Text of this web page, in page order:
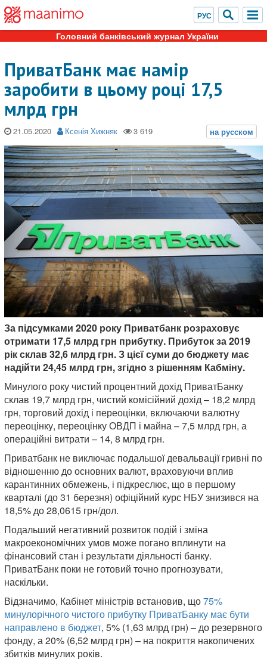
Головний банківський журнал України
ПриватБанк має намір
заробити в цьому році 17,5
млрд грн
21.05.2020 Ксенія Хижняк
За підсумками 2020 року Приватбанк розраховує
отримати 17,5 млрд грн прибутку. Прибуток за 2019
рік склав 32,6 млрд грн. З цієї суми до бюджету має
надійти 24,45 млрд грн, згідно з рішенням Кабміну.
Минулого року чистий процентний дохід ПриватБанку
склав 19,7 млрд грн, чистий комісійний дохід – 18,2 млрд
грн, торговий дохід і переоцінки, включаючи валютну
переоцінку, переоцінку ОВДП і майна – 7,5 млрд грн, а
операційні витрати – 14, 8 млрд грн.
Приватбанк не виключає подальшої девальвації гривні по
відношенню до основних валют, враховуючи вплив
карантинних обмежень, і підкреслює, що в першому
кварталі (до 31 березня) офіційний курс НБУ знизився на
18,5% до 28,0615 грн/дол.
Подальший негативний розвиток подій і зміна
макроекономічних умов може погано вплинути на
фінансовий стан і результати діяльності банку.
ПриватБанк поки не готовий точно прогнозувати,
наскільки.
Відзначимо, Кабінет міністрів встановив, що75%
минулорічного чистого прибутку ПриватБанку має бути
направлено в бюджет, 5% (1,63 млрд грн) – до резервного
фонду, а 20% (6,52 млрд грн) – на покриття накопичених
збитків минулих років.